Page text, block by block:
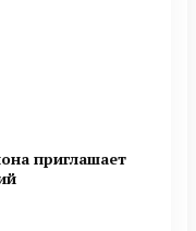
приглашает